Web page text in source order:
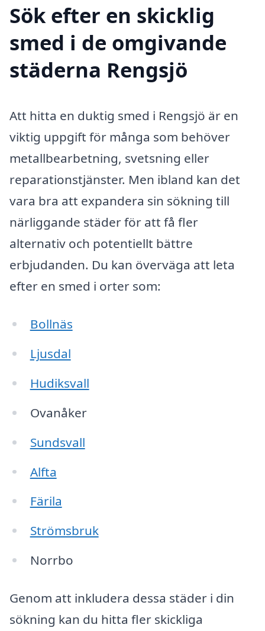
Sök efter en skicklig
smed i de omgivande
städerna Rengsjö
Att hitta en duktig smed i Rengsjö är en
viktig uppgift för många som behöver
metallbearbetning, svetsning eller
reparationstjänster. Men ibland kan det
vara bra att expandera sin sökning till
närliggande städer för att få fler
alternativ och potentiellt bättre
erbjudanden. Du kan överväga att leta
efter en smed i orter som:
Bollnäs
Ljusdal
Hudiksvall
Ovanåker
Sundsvall
Alfta
Färila
Strömsbruk
Norrbo
Genom att inkludera dessa städer i din
sökning kan du hitta fler skickliga